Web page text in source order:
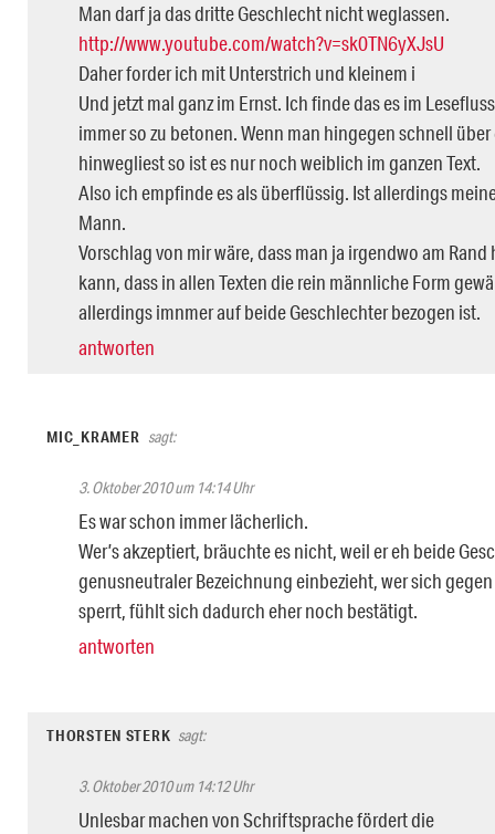
Man darf ja das dritte Geschlecht nicht weglassen.
http://www.youtube.com/watch?v=sk0TN6yXJsU
Daher forder ich mit Unterstrich und kleinem i
Und jetzt mal ganz im Ernst. Ich finde das es im
immer so zu betonen. Wenn man hingegen schnell über
hinwegliest so ist es nur noch weiblich im ganzen Text.
Also ich empfinde es als überflüssig. Ist allerdings
Mann.
Vorschlag von mir wäre, dass man ja irgendwo am
kann, dass in allen Texten die rein männliche Form
allerdings imnmer auf beide Geschlechter bezogen ist.
antworten
MIC_KRAMER sagt:
3. Oktober 2010 um 14:14 Uhr
Es war schon immer lächerlich.
Wer’s akzeptiert, bräuchte es nicht, weil er eh beide
genusneutraler Bezeichnung einbezieht, wer sich
sperrt, fühlt sich dadurch eher noch bestätigt.
antworten
THORSTEN STERK sagt:
3. Oktober 2010 um 14:12 Uhr
Unlesbar machen von Schriftsprache fördert die